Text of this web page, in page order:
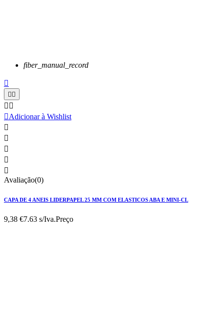
fiber_manual_record

 
 
Adicionar à Wishlist





Avaliação(0)
CAPA DE 4 ANEIS LIDERPAPEL 25 MM COM ELASTICOS ABA E MINI-CL
9,38 €7.63 s/Iva.Preço